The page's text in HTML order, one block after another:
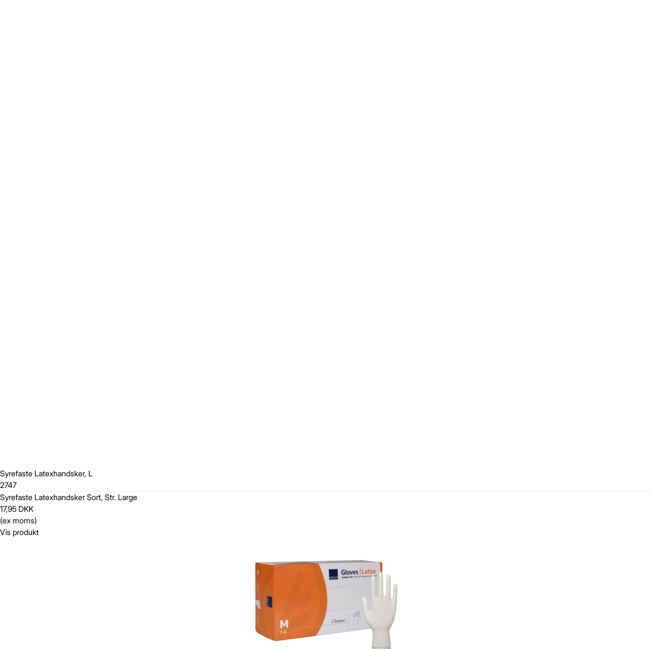
Syrefaste Latexhandsker, L
2747
Syrefaste Latexhandsker Sort, Str. Large
17,95 DKK
(ex moms)
Vis produkt